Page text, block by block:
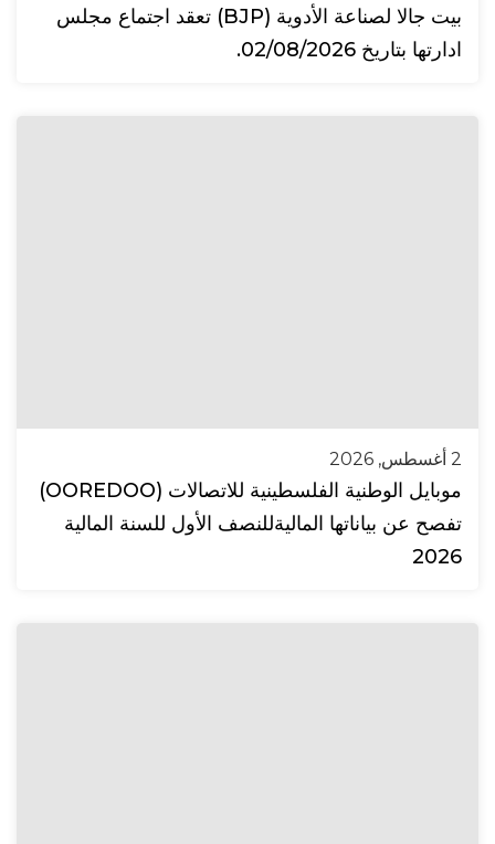
بيت جالا لصناعة الأدوية (BJP) تعقد اجتماع مجلس
ادارتها بتاريخ 02/08/2026.
2 أغسطس, 2026
موبايل الوطنية الفلسطينية للاتصالات (OOREDOO)
تفصح عن بياناتها الماليةللنصف الأول للسنة المالية
2026